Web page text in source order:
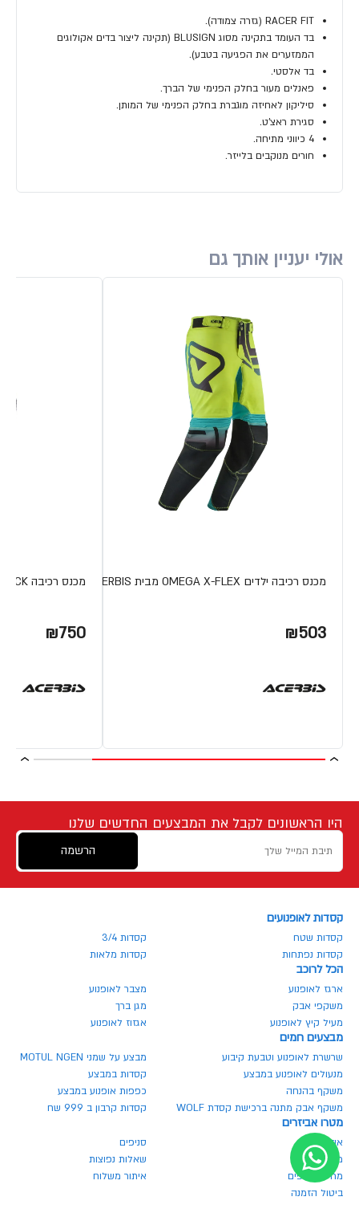
RACER FIT (גזרה צמודה).
בד העומד בתקינה מסוג BLUSIGN (תקינה ליצור בדים אקולוגים
הממזערים את הפגיעה בטבע).
בד אלסטי.
פאנלים מעור בחלק הפנימי של הברך.
סיליקון לאחיזה מוגברת בחלק הפנימי של המותן.
סגירת ראצ'ט.
4 כיווני מתיחה.
חורים מנוקבים בלייזר.
אולי יעניין אותך גם
מכנס רכיבה ילדים OMEGA X-FLEX מבית ACERBIS
₪503
מכנס רכיבה MX TRACK מבית ACERBIS
₪750
היו הראשונים לקבל את המבצעים החדשים שלנו
הרשמה
קסדות לאופנועים
קסדות שטח
קסדות 3/4
קסדות נפתחות
קסדות מלאות
הכל לרוכב
ארגז לאופנוע
מצבר לאופנוע
משקפי אבק
מגן ברך
מעיל קיץ לאופנוע
אגזוז לאופנוע
מבצעים חמים
שרשרת לאופנוע וטבעת קיבוע
מבצע על שמני MOTUL NGEN
מנעולים לאופנוע במבצע
קסדות במבצע
משקף בהנחה
כפפות אופנוע במבצע
משקף אבק מתנה ברכישת קסדת WOLF
קסדות קרבון ב 999 שח
מטרו אביזרים
אודותינו
סניפים
מגזין מטרו
שאלות נפוצות
מחירון חלפים
איתור משלוח
ביטול הזמנה